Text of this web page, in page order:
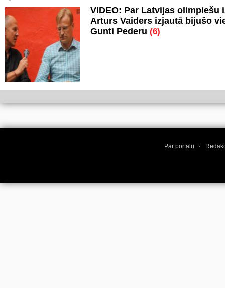
VIDEO: Par Latvijas olimpiešu
Arturs Vaiders izjautā bijušo
Gunti Pederu (6)
Par portālu ·